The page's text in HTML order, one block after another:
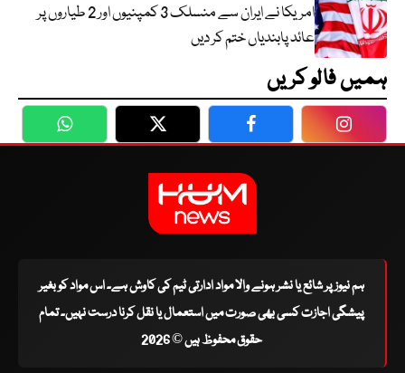
امریکا نے ایران سے منسلک 3 کمپنیوں اور 2 طیاروں پر
عائد پابندیاں ختم کر دیں
ہمیں فالو کریں
WhatsApp Twitter Facebook
ہم نیوز پر شائع یا نشر ہونے والا مواد ادارتی ٹیم کی کاوش ہے۔ اس مواد کو بغیر
پیشگی اجازت کسی بھی صورت میں استعمال یا نقل کرنا درست نہیں۔ تمام
حقوق محفوظ ہیں © 2026